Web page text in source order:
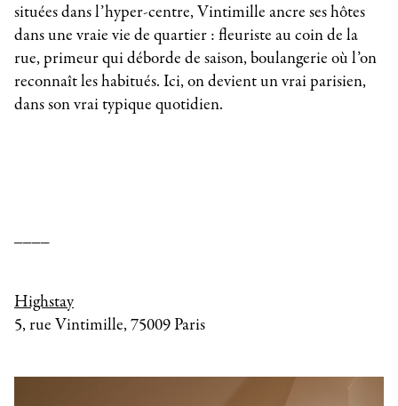
situées dans l’hyper-centre, Vintimille ancre ses hôtes
dans une vraie vie de quartier : fleuriste au coin de la
rue, primeur qui déborde de saison, boulangerie où l’on
reconnaît les habitués.Ici, on devient un vrai parisien,
dans son vrai typique quotidien.
Highstay
5, rue Vintimille, 75009 Paris